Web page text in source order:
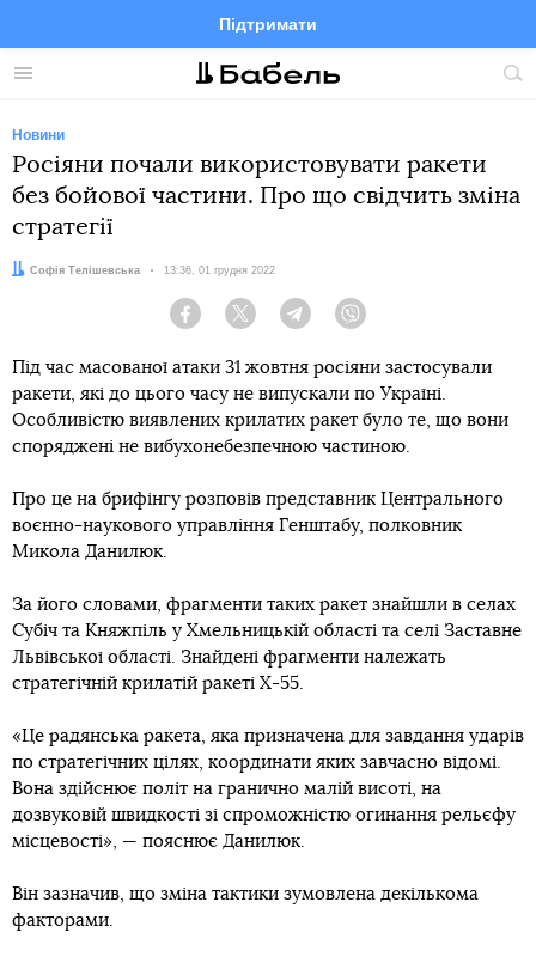
Меню
Підтримати
FacebookTelegramTwitter
Новини
Росіяни почали використовувати ракети
без бойової частини. Про що свідчить зміна
стратегії
Автор:
Софія Телішевська Дата:
13:36, 01 грудня 2022
Facebook Twitter Telegram
Під час масованої атаки 31 жовтня росіяни застосували
ракети, які до цього часу не випускали по Україні.
Особливістю виявлених крилатих ракет було те, що вони
споряджені не вибухонебезпечною частиною.
Про це на брифінгу розповів представник Центрального
воєнно-наукового управління Генштабу, полковник
Микола Данилюк.
За його словами, фрагменти таких ракет знайшли в селах
Субіч та Княжпіль у Хмельницькій області та селі Заставне
Львівської області. Знайдені фрагменти належать
стратегічній крилатій ракеті Х-55.
«Це радянська ракета, яка призначена для завдання ударів
по стратегічних цілях, координати яких завчасно відомі.
Вона здійснює політ на гранично малій висоті, на
дозвуковій швидкості зі спроможністю огинання рельєфу
місцевості», — пояснює Данилюк.
Він зазначив, що зміна тактики зумовлена декількома
факторами.